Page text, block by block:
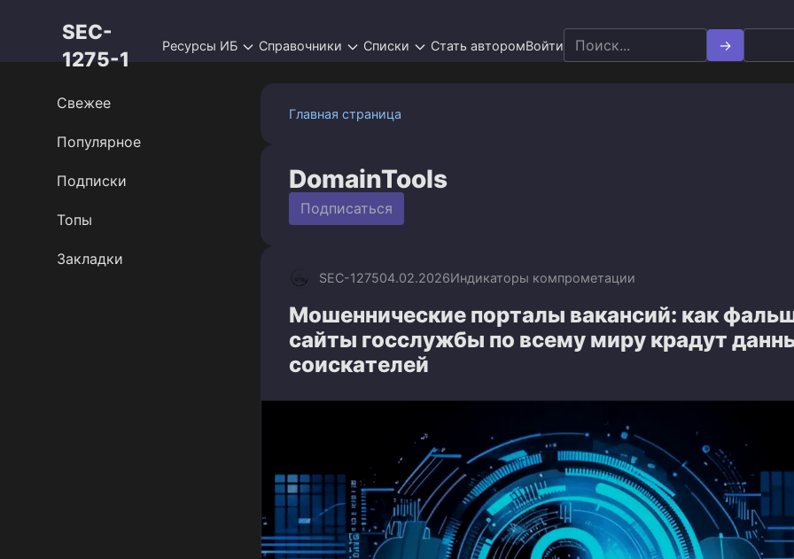
SEC-
1275-1
Ресурсы ИБ Справочники Списки Стать авторомВойти Search
for:
Главная страница
DomainTools
Подписаться
SEC-127504.02.2026Индикаторы компрометации
Мошеннические порталы вакансий: как
сайты госслужбы по всему миру крадут
соискателей
Свежее
Популярное
Подписки
Топы
Закладки